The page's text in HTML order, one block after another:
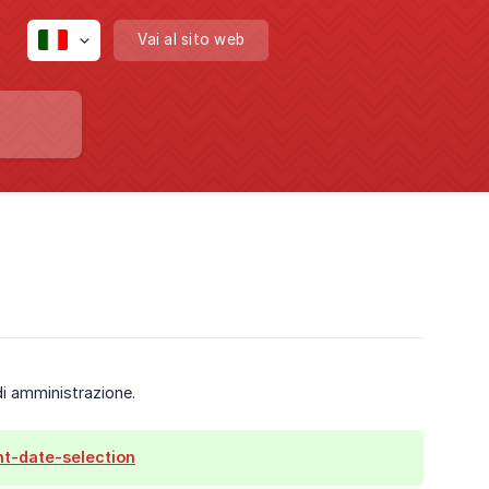
Vai al sito web
amministrazione.
date-selection